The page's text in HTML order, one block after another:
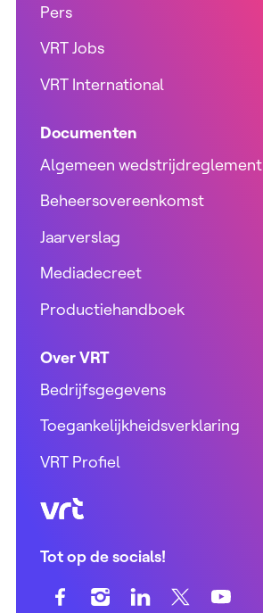
Pers
VRT Jobs
VRT International
Documenten
Algemeen wedstrijdreglement
Beheersovereenkomst
Jaarverslag
Mediadecreet
Productiehandboek
Over VRT
Bedrijfsgegevens
Toegankelijkheidsverklaring
VRT Profiel
VRT (home)
Tot op de socials!